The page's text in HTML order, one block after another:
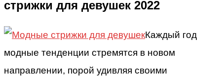
стрижки для девушек 2022
Каждый год
модные тенденции стремятся в новом
направлении, порой удивляя своими